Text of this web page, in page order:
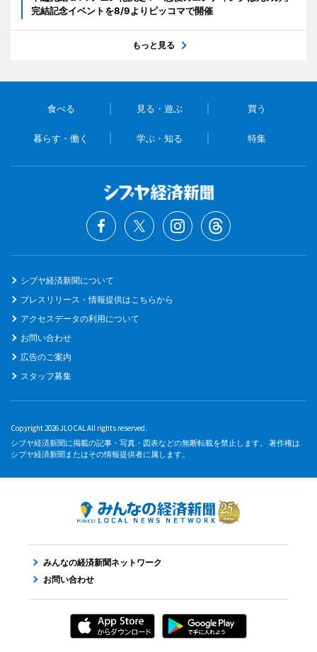
完結記念イベントを8/9よりピッコマで開催
もっと見る
食べる 見る・遊ぶ 買う
暮らす・働く 学ぶ・知る 特集
シブヤ経済新聞について
プレスリリース・情報提供はこちらから
アクセスデータの利用について
お問い合わせ
広告のご案内
スタッフ募集
Copyright 2026 JLOCAL All rights reserved.
シブヤ経済新聞に掲載の記事・写真・図表などの無断転載を禁止します。 著作権は
シブヤ経済新聞またはその情報提供者に属します。
みんなの経済新聞ネットワーク
お問い合わせ